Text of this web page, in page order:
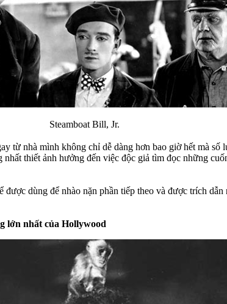
Steamboat Bill, Jr.
từ nhà mình không chỉ dễ dàng hơn bao giờ hết mà
thiết ảnh hưởng đến việc độc giả tìm đọc những
dùng để nhào nặn phần tiếp theo và được trích
lớn nhất của Hollywood